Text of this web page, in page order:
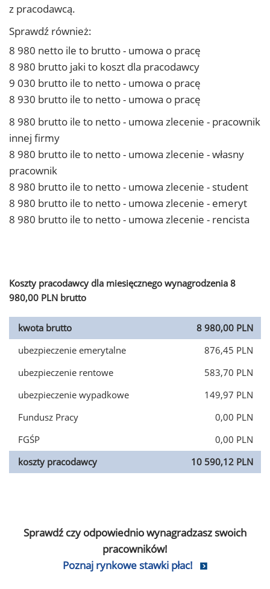
z pracodawcą.
Sprawdź również:
8 980 netto ile to brutto - umowa o pracę
8 980 brutto jaki to koszt dla pracodawcy
9 030 brutto ile to netto - umowa o pracę
8 930 brutto ile to netto - umowa o pracę
8 980 brutto ile to netto - umowa zlecenie - pracownik
innej firmy
8 980 brutto ile to netto - umowa zlecenie - własny
pracownik
8 980 brutto ile to netto - umowa zlecenie - student
8 980 brutto ile to netto - umowa zlecenie - emeryt
8 980 brutto ile to netto - umowa zlecenie - rencista
Koszty pracodawcy dla miesięcznego wynagrodzenia 8
980,00 PLN brutto
kwota brutto
8 980,00 PLN
ubezpieczenie emerytalne
876,45 PLN
ubezpieczenie rentowe
583,70 PLN
ubezpieczenie wypadkowe
149,97 PLN
Fundusz Pracy
0,00 PLN
FGŚP
0,00 PLN
koszty pracodawcy
10 590,12 PLN
Sprawdź czy odpowiednio wynagradzasz swoich
pracowników!
Poznaj rynkowe stawki płac!